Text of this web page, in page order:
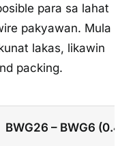
para sa lahat
pakyawan. Mula
lakas, likawin
packing.
BWG26 – BWG6 (0.45